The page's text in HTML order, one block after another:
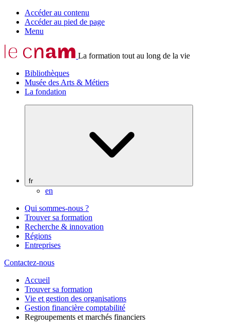
Accéder au contenu
Accéder au pied de page
Menu
La formation tout au long de la vie
Bibliothèques
Musée des Arts & Métiers
La fondation
fr
en
Qui sommes-nous ?
Trouver sa formation
Recherche & innovation
Régions
Entreprises
Contactez-nous
Accueil
Trouver sa formation
Vie et gestion des organisations
Gestion financière comptabilité
Regroupements et marchés financiers